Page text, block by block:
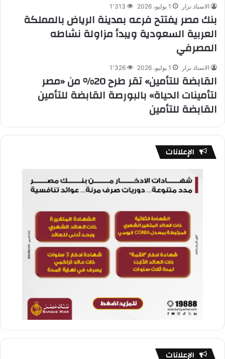
الاستاذ نزار 1 يوليو، 2026 1٬313
بنك مصر يفتتح فرعه بمدينة الرياض بالمملكة
العربية السعودية ويبدأ مزاولة نشاطه
المصرفي
الاستاذ نزار 1 يوليو، 2026 1٬326
القابضة للتأمين» تقر طرح 20% من «مصر
لتأمينات الحياة» بالبورصة القابضة للتأمين
القابضة للتأمين
الإعلانات
الإعلانات